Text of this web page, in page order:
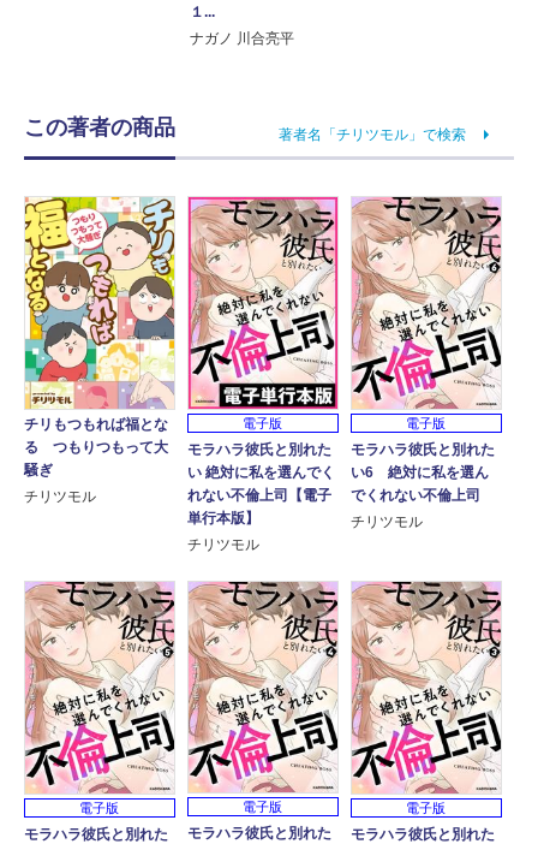
１...
ナガノ 川合亮平
この著者の商品 著者名「チリツモル」で検索
チリもつもれば福とな
る つもりつもって大
騒ぎ
チリツモル
電子版
モラハラ彼氏と別れた
い 絶対に私を選んでく
れない不倫上司【電子
単行本版】
チリツモル
電子版
モラハラ彼氏と別れた
い6 絶対に私を選ん
でくれない不倫上司
チリツモル
電子版
モラハラ彼氏と別れた
電子版
モラハラ彼氏と別れた
電子版
モラハラ彼氏と別れた